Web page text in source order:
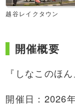
越谷レイクタウン
開催概要
『しなこのほ
開催日：2026